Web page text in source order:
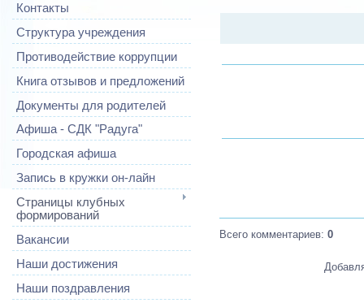
Контакты
Структура учреждения
Противодействие коррупции
Книга отзывов и предложений
Документы для родителей
Афиша - СДК "Радуга"
Городская афиша
Запись в кружки он-лайн
Страницы клубных
формирований
Вакансии
Наши достижения
Наши поздравления
Всего комментариев: 0